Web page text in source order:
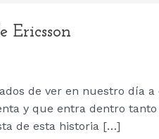
Ericsson
de ver en nuestro día a
y que entra dentro tanto
de esta historia […]